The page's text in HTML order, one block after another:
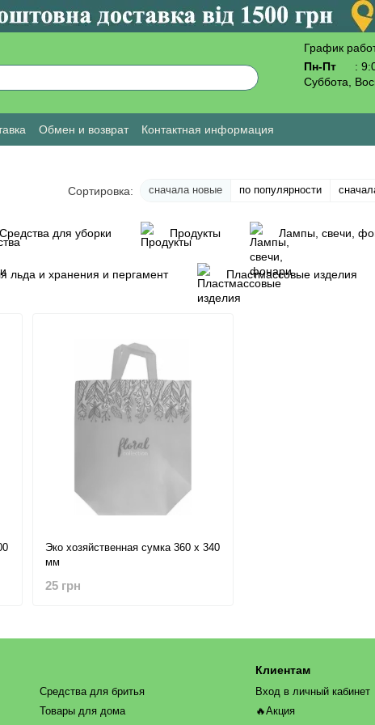
График
Пн-Пт
:
Суббота,
Обмен и возврат
Контактная информация
Сортировка: сначала новые по популярности
Средства для уборки Продукты Лампы, свечи,
льда и хранения и пергамент Пластмассовые изделия
Эко хозяйственная сумка 360 х 340
мм
25 грн
Средства для бритья
Товары для дома
Клиентам
Вход в личный кабинет
🔥Акция